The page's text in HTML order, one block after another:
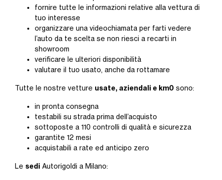
fornire tutte le informazioni relative alla vettura di
tuo interesse
organizzare una videochiamata per farti vedere
l’auto da te scelta se non riesci a recarti in
showroom
verificare le ulteriori disponibilità
valutare il tuo usato, anche da rottamare
Tutte le nostre vetture usate, aziendali e km0 sono:
in pronta consegna
testabili su strada prima dell’acquisto
sottoposte a 110 controlli di qualità e sicurezza
garantite 12 mesi
acquistabili a rate ed anticipo zero
Le sedi Autorigoldi a Milano: